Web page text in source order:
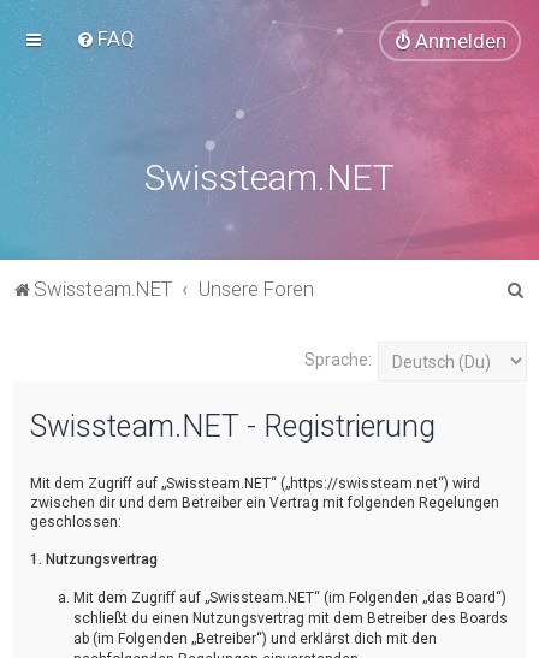
FAQ Anmelden
Swissteam.NET
Swissteam.NET Unsere Foren
Sprache:
Swissteam.NET - Registrierung
Mit dem Zugriff auf „Swissteam.NET“ („https://swissteam.net“) wird
zwischen dir und dem Betreiber ein Vertrag mit folgenden Regelungen
geschlossen:
1. Nutzungsvertrag
Mit dem Zugriff auf „Swissteam.NET“ (im Folgenden „das Board“)
schließt du einen Nutzungsvertrag mit dem Betreiber des Boards
ab (im Folgenden „Betreiber“) und erklärst dich mit den